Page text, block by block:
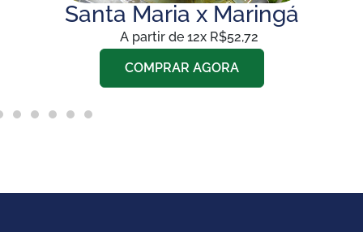
Santa Maria x Maringá
A partir de 12x R$52,72
COMPRAR AGORA